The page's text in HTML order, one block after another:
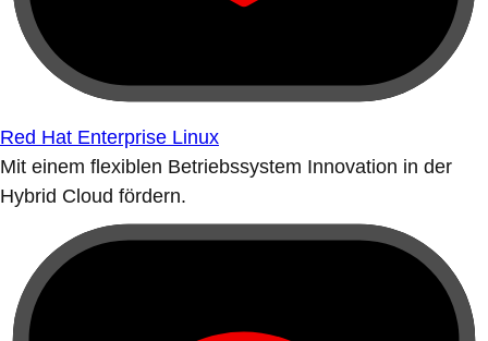
Red Hat Enterprise Linux
Mit einem flexiblen Betriebssystem Innovation in der
Hybrid Cloud fördern.